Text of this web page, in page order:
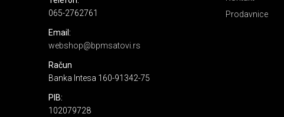
065-2762761
Email:
webshop@bpmsatovi.rs
Račun
Banka Intesa 160-91342-75
PIB:
102079728
Prodavnice